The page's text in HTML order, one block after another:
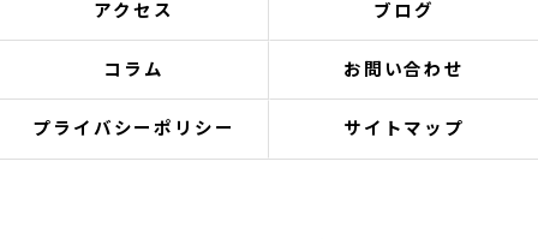
アクセス ブログ
コラム お問い合わせ
プライバシーポリシー サイトマップ